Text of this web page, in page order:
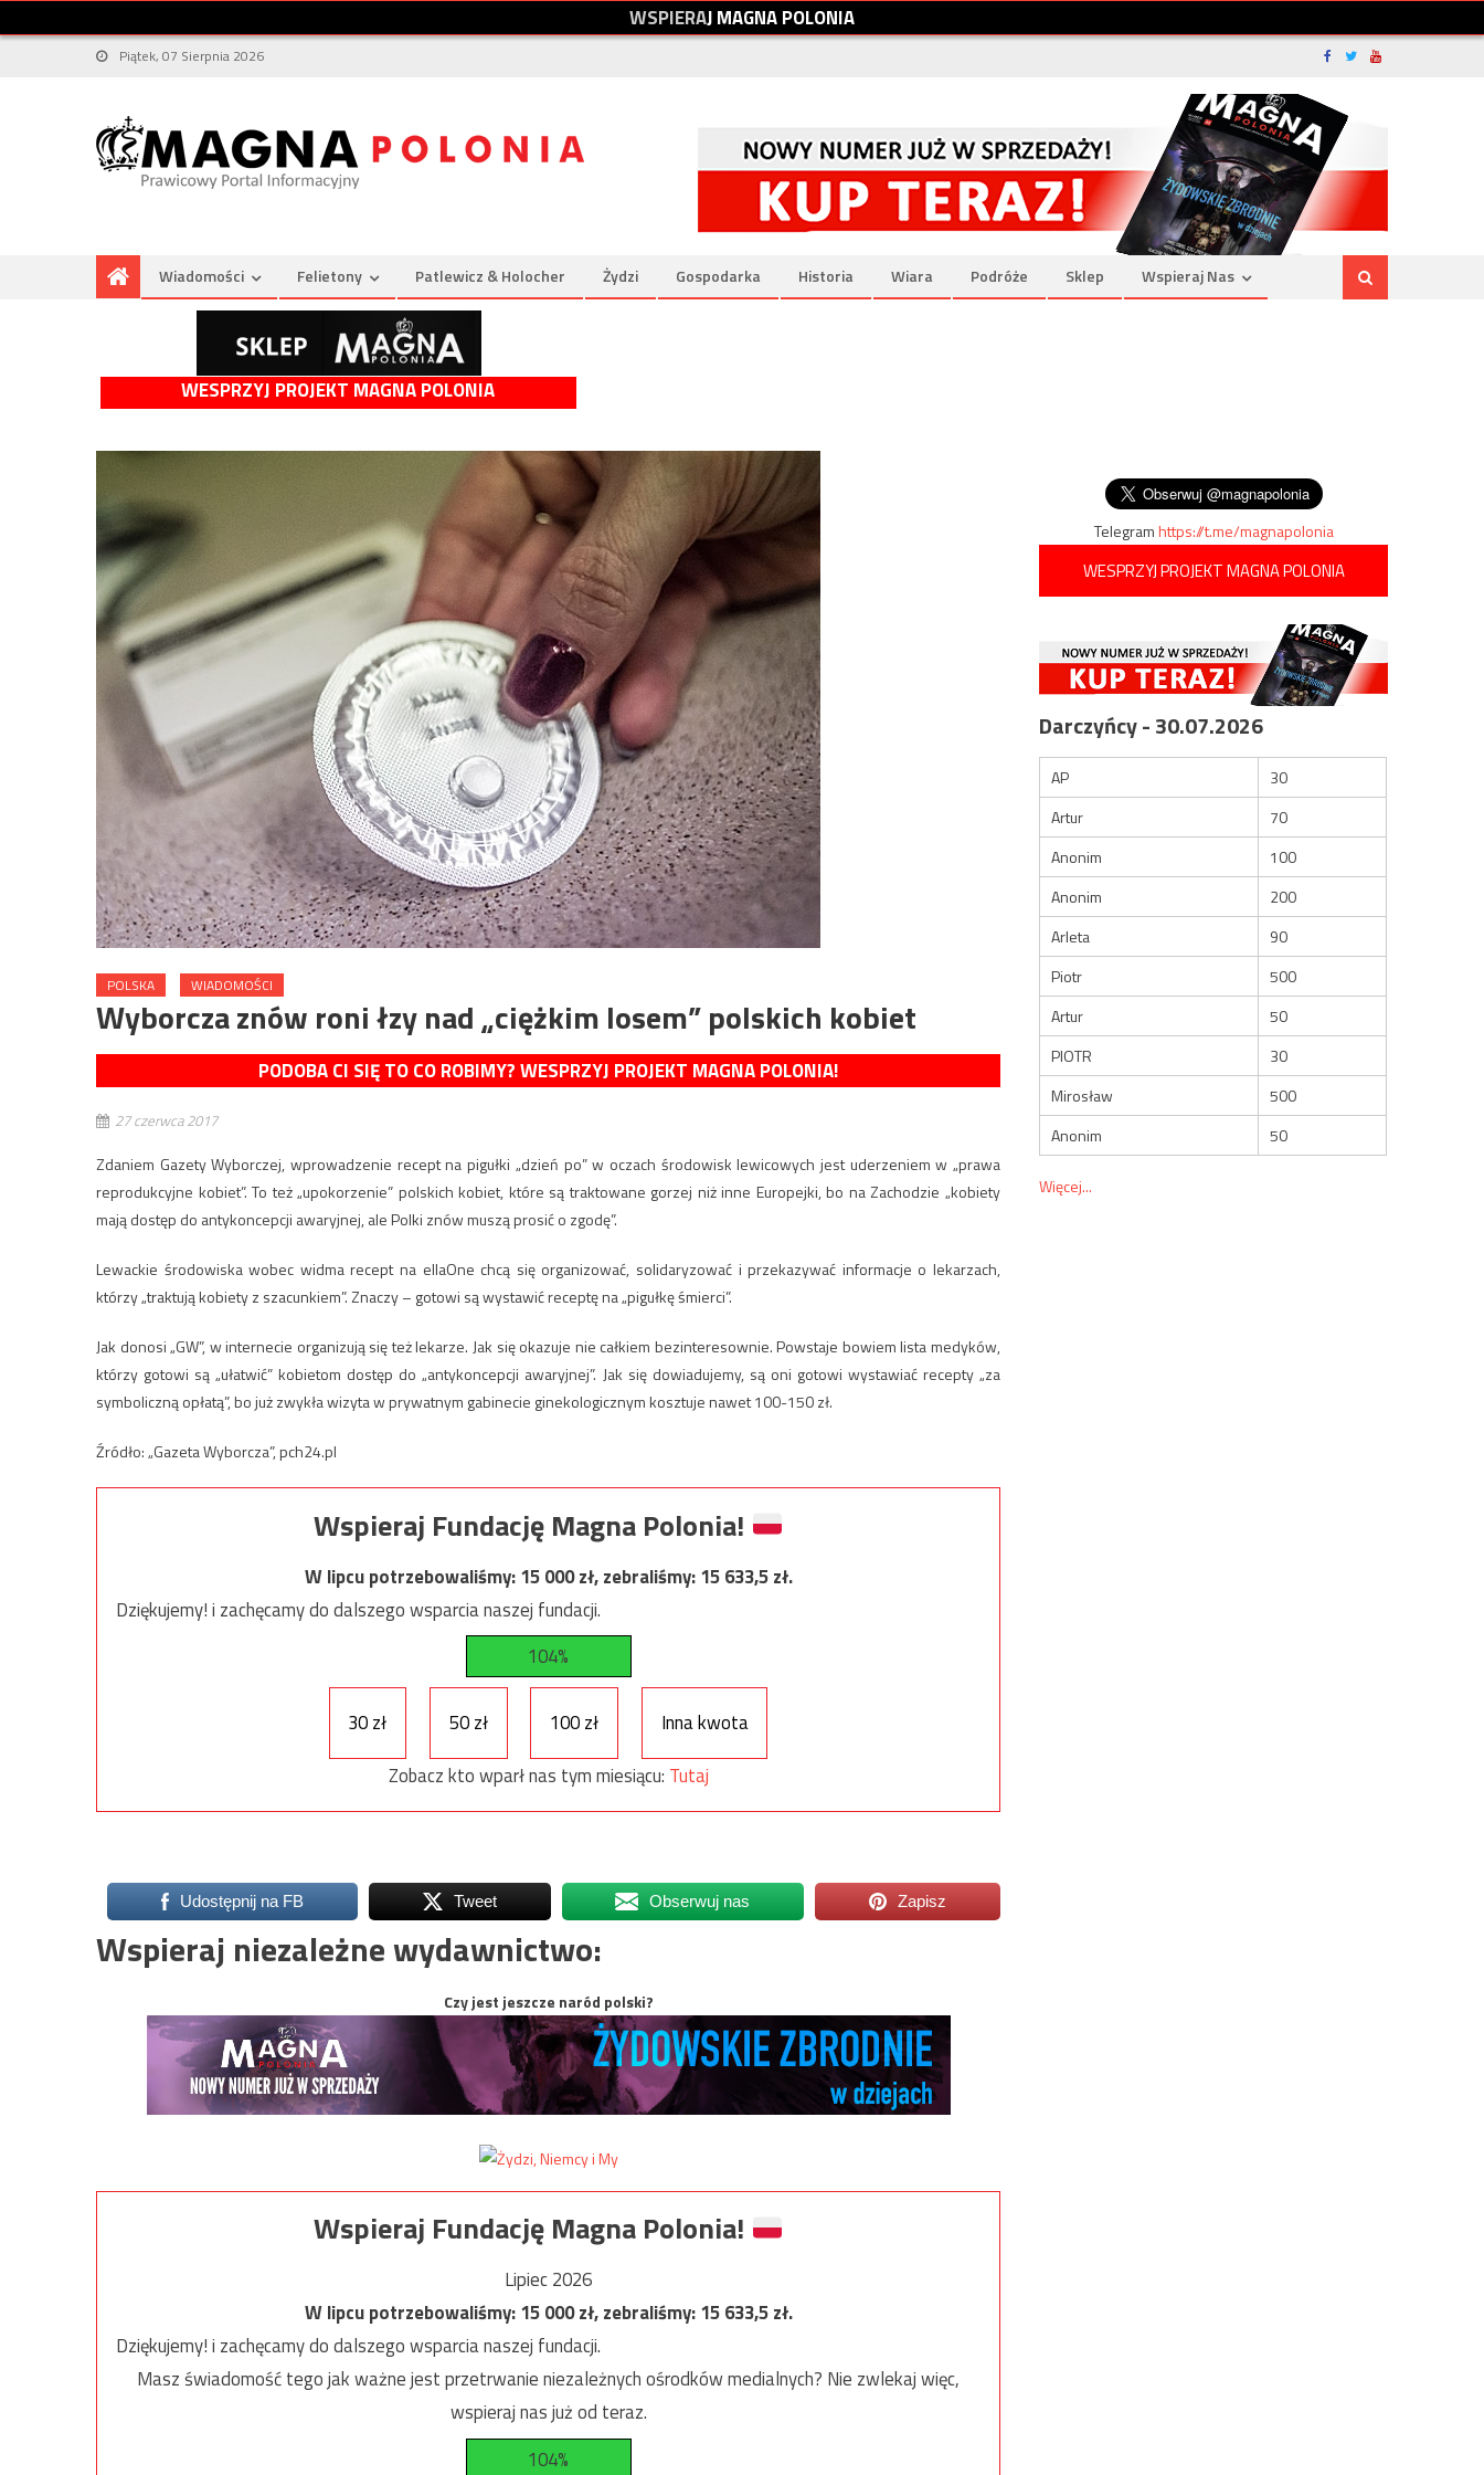
WSPIERAJMAGNAPOLONIA
Piątek, 07 Sierpnia 2026
Wiadomości Felietony Patlewicz & Holocher Żydzi Gospodarka Historia Wiara Podróże Sklep Wspieraj Nas
WESPRZYJ PROJEKT MAGNA POLONIA
POLSKA WIADOMOŚCI
Wyborcza znów roni łzy nad „ciężkim losem” polskich kobiet
PODOBA CI SIĘ TO CO ROBIMY? WESPRZYJ PROJEKT MAGNA POLONIA!
27 czerwca 2017
Zdaniem Gazety Wyborczej, wprowadzenie recept na pigułki „dzień po” w oczach środowisk lewicowych jest uderzeniem w „prawa
reprodukcyjne kobiet”. To też „upokorzenie” polskich kobiet, które są traktowane gorzej niż inne Europejki, bo na Zachodzie „kobiety
mają dostęp do antykoncepcji awaryjnej, ale Polki znów muszą prosić o zgodę”.
Lewackie środowiska wobec widma recept na ellaOne chcą się organizować, solidaryzować i przekazywać informacje o lekarzach,
którzy „traktują kobiety z szacunkiem”. Znaczy – gotowi są wystawić receptę na „pigułkę śmierci”.
Jak donosi „GW”, w internecie organizują się też lekarze. Jak się okazuje nie całkiem bezinteresownie. Powstaje bowiem lista medyków,
którzy gotowi są „ułatwić” kobietom dostęp do „antykoncepcji awaryjnej”. Jak się dowiadujemy, są oni gotowi wystawiać recepty „za
symboliczną opłatą”, bo już zwykła wizyta w prywatnym gabinecie ginekologicznym kosztuje nawet 100-150 zł.
Źródło: „Gazeta Wyborcza”, pch24.pl
Wspieraj Fundację Magna Polonia!
W lipcu potrzebowaliśmy:15 000zł, zebraliśmy:15 633,5zł.
Dziękujemy! i zachęcamy do dalszego wsparcia naszej fundacji.
104%
30 zł 50 zł 100 zł
Inna kwota
Zobacz kto wparł nas tym miesiącu: Tutaj
Udostępnij na FB Tweet Obserwuj nas Zapisz
Wspieraj niezależne wydawnictwo:
Czy jest jeszcze naród polski?
Wspieraj Fundację Magna Polonia!
Lipiec 2026
W lipcu potrzebowaliśmy:15 000zł, zebraliśmy:15 633,5zł.
Dziękujemy! i zachęcamy do dalszego wsparcia naszej fundacji.
Masz świadomość tego jak ważne jest przetrwanie niezależnych ośrodków medialnych? Nie zwlekaj więc,
wspieraj nas już od teraz.
104%
Telegramhttps://t.me/magnapolonia
WESPRZYJ PROJEKT MAGNA POLONIA
Darczyńcy - 30.07.2026
AP
30
Artur
70
Anonim
100
Anonim
200
Arleta
90
Piotr
500
Artur
50
PIOTR
30
Mirosław
500
Anonim
50
Więcej...